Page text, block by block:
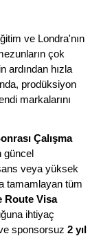
ve Londra'nın
çok
ardından hızla
prodüksiyon
markalarını
Çalışma
güncel
veya yüksek
tamamlayan tüm
Route Visa
ihtiyaç
sponsorsuz 2 yıl